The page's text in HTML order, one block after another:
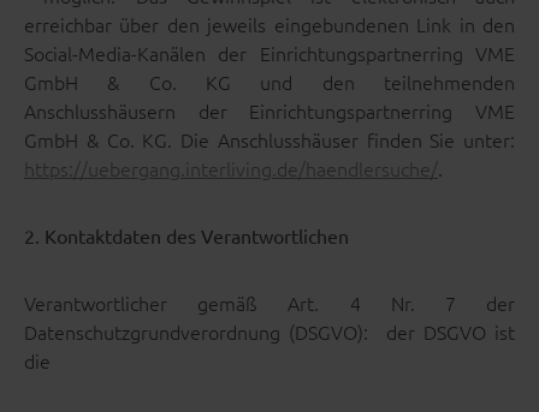
erreichbar über den jeweils eingebundenen Link in den
Social-Media-Kanälen der Einrichtungspartnerring VME
GmbH & Co. KG und den teilnehmenden
Anschlusshäusern der Einrichtungspartnerring VME
GmbH & Co. KG. Die Anschlusshäuser finden Sie unter:
https://uebergang.interliving.de/haendlersuche/.
2. Kontaktdaten des Verantwortlichen
Verantwortlicher gemäß Art. 4 Nr. 7 der
Datenschutzgrundverordnung (DSGVO): der DSGVO ist
die